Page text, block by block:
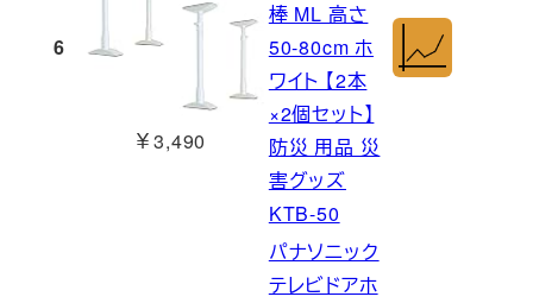
6
￥3,490
棒 ML 高さ
50-80cm ホ
ワイト 【2本
×2個セット】
防災 用品 災
害グッズ
KTB-50
パナソニック
テレビドアホ